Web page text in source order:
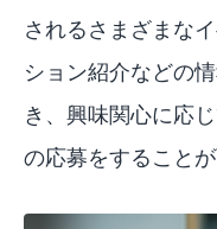
されるさまざまな
ション紹介などの
き、興味関心に応
の応募をすることが